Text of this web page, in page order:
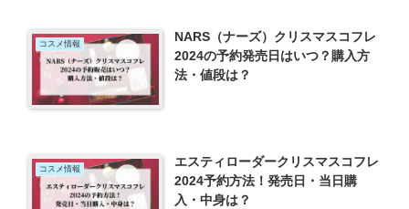
コスメ情報
NARS（ナーズ）クリスマスコフレ
2024の予約発売日はいつ？購入方
法・値段は？
コスメ情報
エスティローダークリスマスコフレ
2024予約方法！発売日・当日購
入・中身は？